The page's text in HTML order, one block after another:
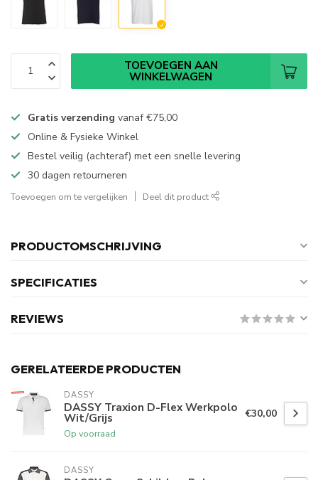
TOEVOEGEN AAN
WINKELWAGEN
Gratis verzending vanaf€75,00
Online & Fysieke Winkel
Bestel veilig (achteraf) met een snelle levering
30 dagen retourneren
Toevoegen om te vergelijken Deel dit product
PRODUCTOMSCHRIJVING
SPECIFICATIES
REVIEWS
GERELATEERDE PRODUCTEN
DASSY
DASSY Traxion D-Flex Werkpolo
Wit/Grijs
Op voorraad
€30,00
DASSY